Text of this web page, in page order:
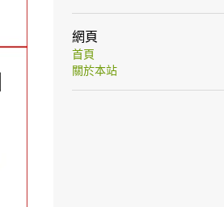
網頁
首頁
關於本站